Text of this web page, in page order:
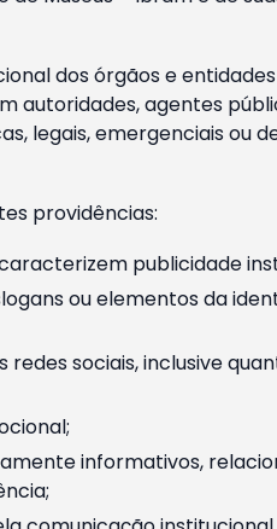
dos órgãos e
agentes
legais, emergenciais ou
providências:
publicidade
ou elementos da
sociais, inclusive
informativos,